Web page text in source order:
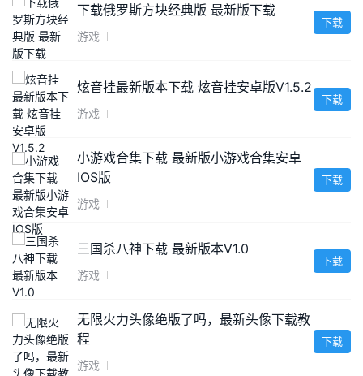
下载俄罗斯方块经典版 最新版下载
游戏
下载
炫音挂最新版本下载 炫音挂安卓版V1.5.2
游戏
下载
小游戏合集下载 最新版小游戏合集安卓
IOS版
游戏
下载
三国杀八神下载 最新版本V1.0
游戏
下载
无限火力头像绝版了吗，最新头像下载教
程
游戏
下载